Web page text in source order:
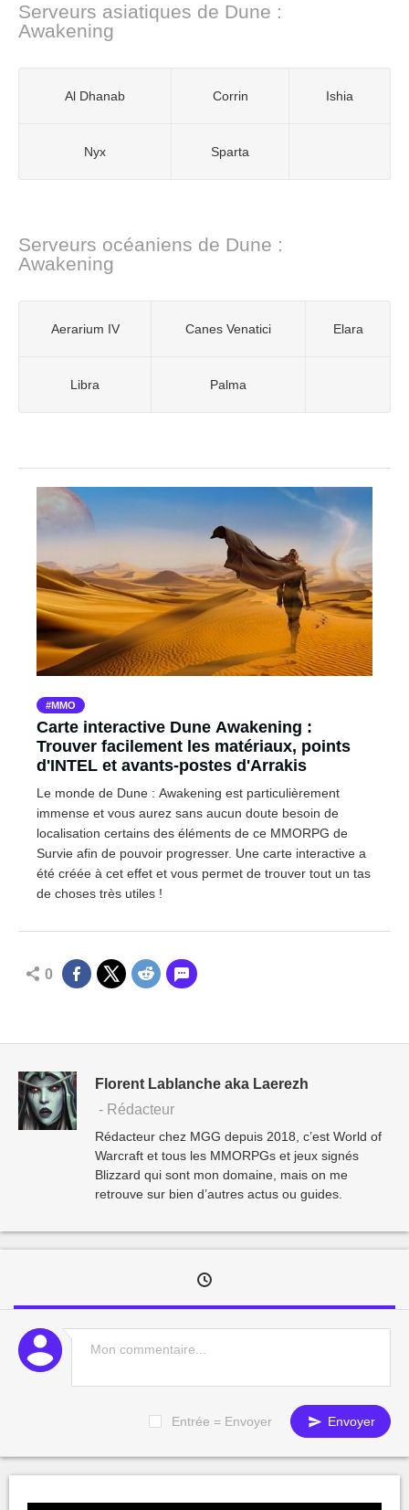
Serveurs asiatiques de Dune :
Awakening
Al Dhanab Corrin Ishia
Nyx Sparta
Serveurs océaniens de Dune :
Awakening
Aerarium IV Canes Venatici Elara
Libra Palma
MMO
Carte interactive Dune Awakening :
Trouver facilement les matériaux, points
d'INTEL et avants-postes d'Arrakis
Le monde de Dune : Awakening est particulièrement
immense et vous aurez sans aucun doute besoin de
localisation certains des éléments de ce MMORPG de
Survie afin de pouvoir progresser. Une carte interactive a
été créée à cet effet et vous permet de trouver tout un tas
de choses très utiles !
0
Florent Lablanche aka Laerezh
- Rédacteur
Rédacteur chez MGG depuis 2018, c’est World of
Warcraft et tous les MMORPGs et jeux signés
Blizzard qui sont mon domaine, mais on me
retrouve sur bien d’autres actus ou guides.
Entrée = Envoyer Envoyer